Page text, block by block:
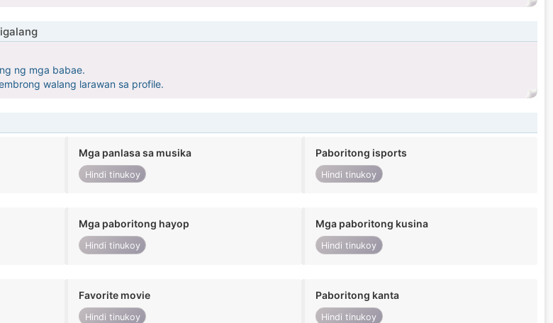
ng mga babae.
walang larawan sa profile.
Mga panlasa sa musika
Hindi tinukoy
Paboritong isports
Hindi tinukoy
Mga paboritong hayop
Hindi tinukoy
Mga paboritong kusina
Hindi tinukoy
Favorite movie
Hindi tinukoy
Paboritong kanta
Hindi tinukoy